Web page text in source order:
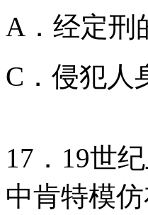
A．经定刑
C．侵犯人
17．19世
中肯特模